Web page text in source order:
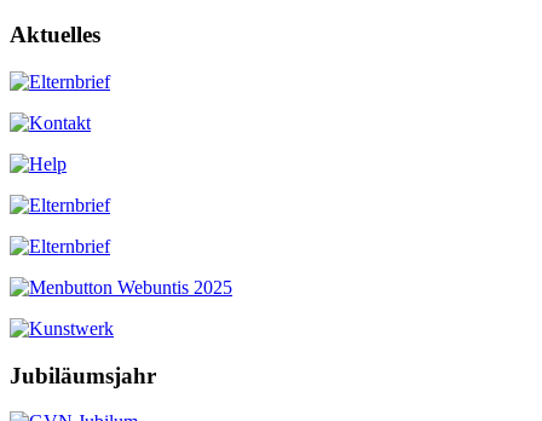
Aktuelles
Jubiläumsjahr